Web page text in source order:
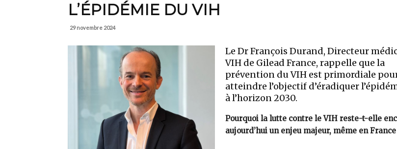
L’ÉPIDÉMIE DU VIH
29 novembre 2024
Le Dr François Durand, Directeur
VIH de Gilead France, rappelle que la
prévention du VIH est primordiale
atteindre l’objectif d’éradiquer
à l’horizon 2030.
Pourquoi la lutte contre le VIH reste-t-elle
aujourd’hui un enjeu majeur, même en France